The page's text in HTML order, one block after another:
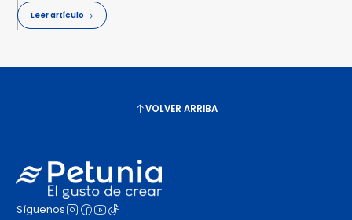
Leer artículo
VOLVER ARRIBA
Síguenos